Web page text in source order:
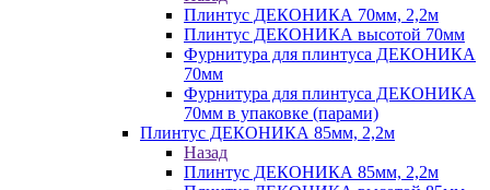
Плинтус ДЕКОНИКА 70мм, 2,2м
Плинтус ДЕКОНИКА высотой 70мм
Фурнитура для плинтуса ДЕКОНИКА
70мм
Фурнитура для плинтуса ДЕКОНИКА
70мм в упаковке (парами)
Плинтус ДЕКОНИКА 85мм, 2,2м
Назад
Плинтус ДЕКОНИКА 85мм, 2,2м